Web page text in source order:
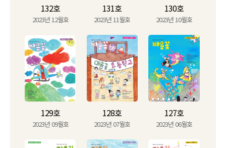
132호
2023년 12월호
131호
2023년 11월호
130호
2023년 10월호
129호
2023년 09월호
128호
2023년 07월호
127호
2023년 06월호